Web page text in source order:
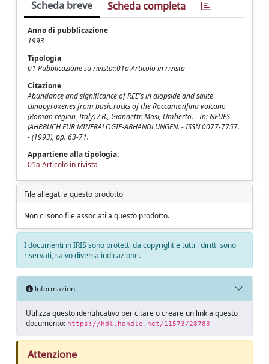
Scheda breve Scheda completa
Anno di pubblicazione
1993
Tipologia
01 Pubblicazione su rivista::01a Articolo in rivista
Citazione
Abundance and significance of REE's in diopside and salite
clinopyroxenes from basic rocks of the Roccamonfina volcano
(Roman region, Italy) / B., Giannetti; Masi, Umberto. - In: NEUES
JAHRBUCH FUR MINERALOGIE-ABHANDLUNGEN. - ISSN 0077-7757.
- (1993), pp. 63-71.
Appartiene alla tipologia:
01a Articolo in rivista
File allegati a questo prodotto
Non ci sono file associati a questo prodotto.
I documenti in IRIS sono protetti da copyright e tutti i diritti sono
riservati, salvo diversa indicazione.
Informazioni
Utilizza questo identificativo per citare o creare un link a questo
documento: https://hdl.handle.net/11573/28783
Attenzione